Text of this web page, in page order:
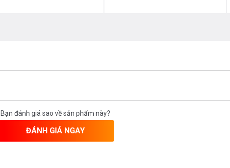
Bạn đánh giá sao về sản phẩm này?
ĐÁNH GIÁ NGAY